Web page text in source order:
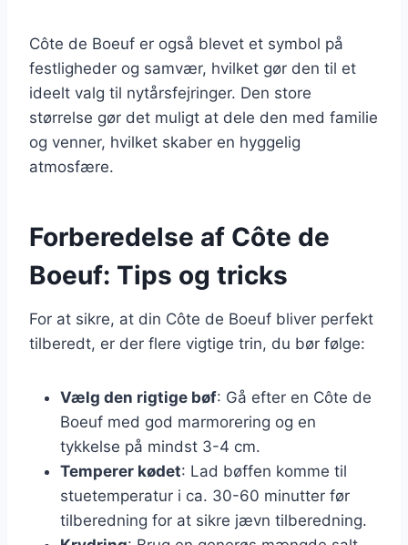
Côte de Boeuf er også blevet et symbol på
festligheder og samvær, hvilket gør den til et
ideelt valg til nytårsfejringer. Den store
størrelse gør det muligt at dele den med familie
og venner, hvilket skaber en hyggelig
atmosfære.
Forberedelse af Côte de
Boeuf: Tips og tricks
For at sikre, at din Côte de Boeuf bliver perfekt
tilberedt, er der flere vigtige trin, du bør følge:
Vælg den rigtige bøf: Gå efter en Côte de
Boeuf med god marmorering og en
tykkelse på mindst 3-4 cm.
Temperer kødet: Lad bøffen komme til
stuetemperatur i ca. 30-60 minutter før
tilberedning for at sikre jævn tilberedning.